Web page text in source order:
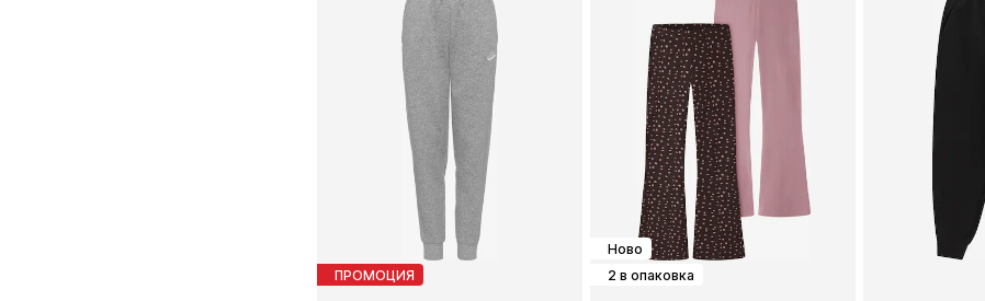
ПРОМОЦИЯ
Ново
2 в опаковка